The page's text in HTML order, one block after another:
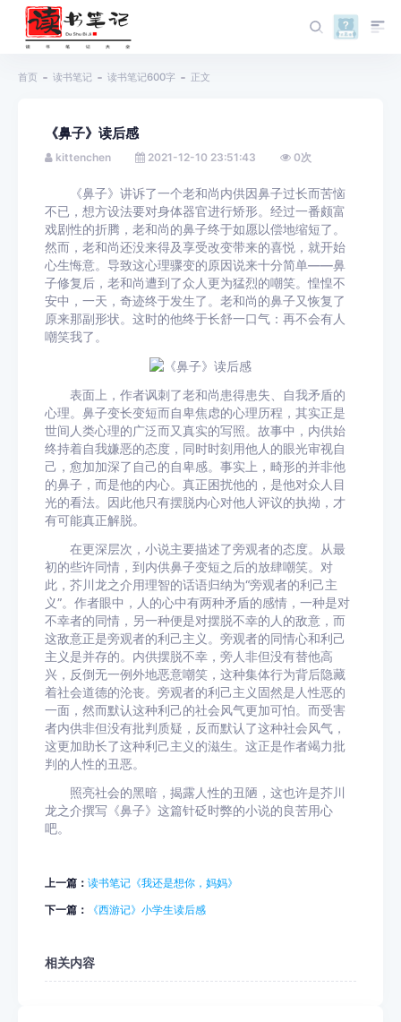
首页 读书笔记 读书笔记600字 正文
《鼻子》读后感
kittenchen 2021-12-10 23:51:43 0次
《鼻子》讲诉了一个老和尚内供因鼻子过长而苦恼
不已，想方设法要对身体器官进行矫形。经过一番颇富
戏剧性的折腾，老和尚的鼻子终于如愿以偿地缩短了。
然而，老和尚还没来得及享受改变带来的喜悦，就开始
心生悔意。导致这心理骤变的原因说来十分简单——鼻
子修复后，老和尚遭到了众人更为猛烈的嘲笑。惶惶不
安中，一天，奇迹终于发生了。老和尚的鼻子又恢复了
原来那副形状。这时的他终于长舒一口气：再不会有人
嘲笑我了。
表面上，作者讽刺了老和尚患得患失、自我矛盾的
心理。鼻子变长变短而自卑焦虑的心理历程，其实正是
世间人类心理的广泛而又真实的写照。故事中，内供始
终持着自我嫌恶的态度，同时时刻用他人的眼光审视自
己，愈加加深了自己的自卑感。事实上，畸形的并非他
的鼻子，而是他的内心。真正困扰他的，是他对众人目
光的看法。因此他只有摆脱内心对他人评议的执拗，才
有可能真正解脱。
在更深层次，小说主要描述了旁观者的态度。从最
初的些许同情，到内供鼻子变短之后的放肆嘲笑。对
此，芥川龙之介用理智的话语归纳为“旁观者的利己主
义”。作者眼中，人的心中有两种矛盾的感情，一种是对
不幸者的同情，另一种便是对摆脱不幸的人的敌意，而
这敌意正是旁观者的利己主义。旁观者的同情心和利己
主义是并存的。内供摆脱不幸，旁人非但没有替他高
兴，反倒无一例外地恶意嘲笑，这种集体行为背后隐藏
着社会道德的沦丧。旁观者的利己主义固然是人性恶的
一面，然而默认这种利己的社会风气更加可怕。而受害
者内供非但没有批判质疑，反而默认了这种社会风气，
这更加助长了这种利己主义的滋生。这正是作者竭力批
判的人性的丑恶。
照亮社会的黑暗，揭露人性的丑陋，这也许是芥川
龙之介撰写《鼻子》这篇针砭时弊的小说的良苦用心
吧。
上一篇： 读书笔记《我还是想你，妈妈》
下一篇：
《西游记》小学生读后感
相关内容